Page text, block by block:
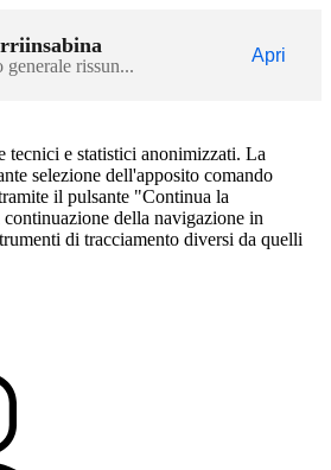
generale rissun...
Apri
tecnici e statistici anonimizzati. La
selezione dell'apposito comando
il pulsante "Continua la
della navigazione in
di tracciamento diversi da quelli